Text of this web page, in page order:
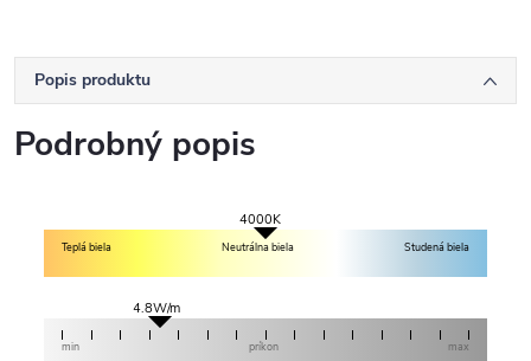
Popis produktu
Podrobný popis
4000K
Teplá biela Neutrálna biela Studená biela
4.8W/m
min príkon max